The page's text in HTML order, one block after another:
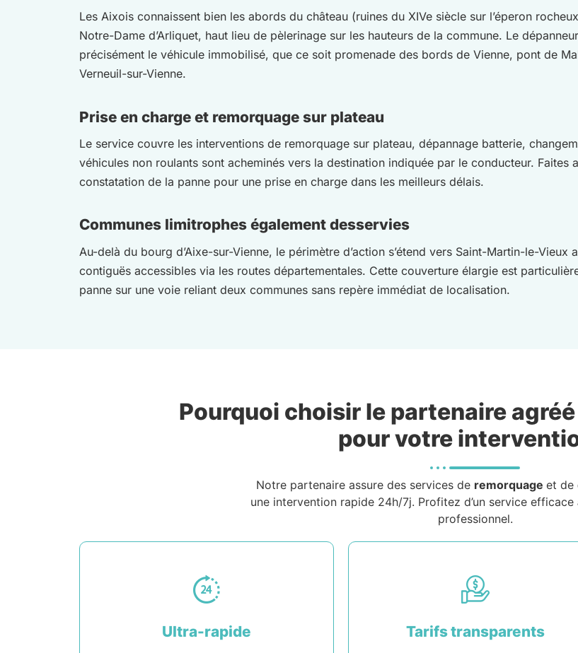
Les Aixois connaissent bien les abords du château (ruines du XIVe siècle sur l’éperon
Notre-Dame d’Arliquet, haut lieu de pèlerinage sur les hauteurs de la commune. Le
précisément le véhicule immobilisé, que ce soit promenade des bords de Vienne, pont de
Verneuil-sur-Vienne.
Prise en charge et remorquage sur plateau
Le service couvre les interventions de remorquage sur plateau, dépannage batterie,
véhicules non roulants sont acheminés vers la destination indiquée par le conducteur. Faites
constatation de la panne pour une prise en charge dans les meilleurs délais.
Communes limitrophes également desservies
Au-delà du bourg d’Aixe-sur-Vienne, le périmètre d’action s’étend vers Saint-Martin-le-Vieux
contiguës accessibles via les routes départementales. Cette couverture élargie est
panne sur une voie reliant deux communes sans repère immédiat de localisation.
Pourquoi choisir le partenaire agréé
pour votre
Notre partenaire assure des services de remorquage et de
une intervention rapide 24h/7j. Profitez d’un service efficace
professionnel.
Ultra-rapide Tarifs transparents